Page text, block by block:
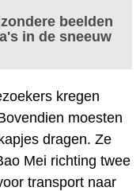
beelden
in de sneeuw
kregen
moesten
dragen. Ze
Mei richting twee
transport naar